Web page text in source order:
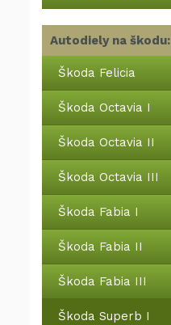
Autodiely na škodu:
Škoda Felicia
Škoda Octavia I
Škoda Octavia II
Škoda Octavia III
Škoda Fabia I
Škoda Fabia II
Škoda Fabia III
Škoda Superb I